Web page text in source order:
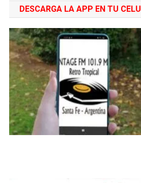
DESCARGA LA APP EN TU CELU